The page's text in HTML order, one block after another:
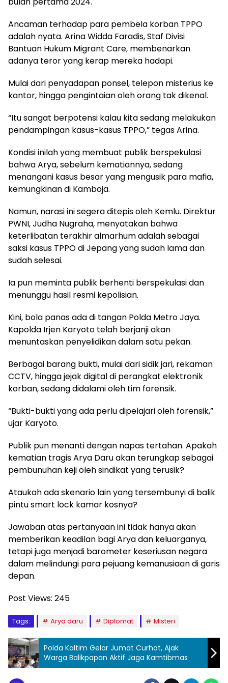
Ancaman terhadap para pembela korban TPPO
adalah nyata. Arina Widda Faradis, Staf Divisi
Bantuan Hukum Migrant Care, membenarkan
adanya teror yang kerap mereka hadapi.
Mulai dari penyadapan ponsel, telepon misterius ke
kantor, hingga pengintaian oleh orang tak dikenal.
“Itu sangat berpotensi kalau kita sedang melakukan
pendampingan kasus-kasus TPPO,” tegas Arina.
Kondisi inilah yang membuat publik berspekulasi
bahwa Arya, sebelum kematiannya, sedang
menangani kasus besar yang mengusik para mafia,
kemungkinan di Kamboja.
Namun, narasi ini segera ditepis oleh Kemlu. Direktur
PWNI, Judha Nugraha, menyatakan bahwa
keterlibatan terakhir almarhum adalah sebagai
saksi kasus TPPO di Jepang yang sudah lama dan
sudah selesai.
Ia pun meminta publik berhenti berspekulasi dan
menunggu hasil resmi kepolisian.
Kini, bola panas ada di tangan Polda Metro Jaya.
Kapolda Irjen Karyoto telah berjanji akan
menuntaskan penyelidikan dalam satu pekan.
Berbagai barang bukti, mulai dari sidik jari, rekaman
CCTV, hingga jejak digital di perangkat elektronik
korban, sedang didalami oleh tim forensik.
“Bukti-bukti yang ada perlu dipelajari oleh forensik,”
ujar Karyoto.
Publik pun menanti dengan napas tertahan. Apakah
kematian tragis Arya Daru akan terungkap sebagai
pembunuhan keji oleh sindikat yang terusik?
Ataukah ada skenario lain yang tersembunyi di balik
pintu smart lock kamar kosnya?
Jawaban atas pertanyaan ini tidak hanya akan
memberikan keadilan bagi Arya dan keluarganya,
tetapi juga menjadi barometer keseriusan negara
dalam melindungi para pejuang kemanusiaan di garis
depan.
Post Views: 245
Tags: Arya daru Diplomat Misteri
Polda Kaltim Gelar Jumat Curhat, Ajak
Warga Balikpapan Aktif Jaga Kamtibmas